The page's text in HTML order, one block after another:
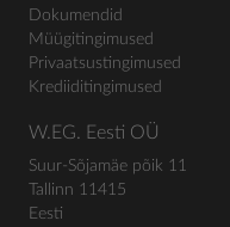
Dokumendid
Müügitingimused
Privaatsustingimused
Krediiditingimused
W.EG. Eesti OÜ
Suur-Sõjamäe põik 11
Tallinn 11415
Eesti